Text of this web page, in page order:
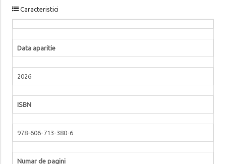
Caracteristici
Data aparitie
2026
ISBN
978-606-713-380-6
Numar de pagini